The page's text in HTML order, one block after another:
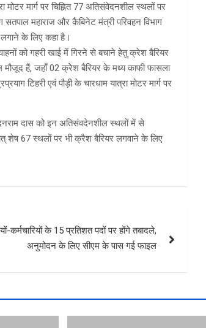
मोटर मार्ग पर चिह्नित 77 अतिसंवेदनशील स्थलों पर
महाराज और कैबिनेट मंत्री परिवहन विभाग
के लिए कहा है।
को गहरी खाई में गिरने से बचाने हेतु क्रेश बैरियर
मौजूद हैं, जहाँ 02 क्रेेश बैरियर के मध्य काफी फासला
टिहरी एवं पौड़ी के चारधाम यात्रा मोटर मार्ग पर
दास को इन अतिसंवदेनशील स्थलों में से
शेष 67 स्थलों पर भी क्रैश बैरियर लगवाने के लिए
कर्मचारियों के 15 प्रतिशत पदों पर होंगे तबादले,
अनुमोदन के लिए सीएम के पास गई फाइल